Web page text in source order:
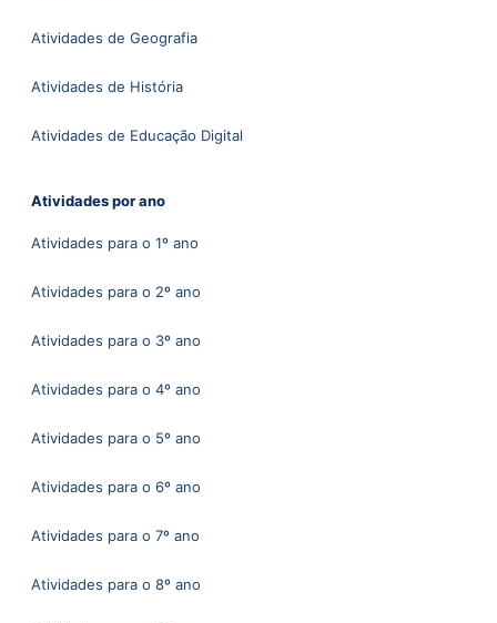
Atividades de Geografia
Atividades de História
Atividades de Educação Digital
Atividades por ano
Atividades para o 1º ano
Atividades para o 2º ano
Atividades para o 3º ano
Atividades para o 4º ano
Atividades para o 5º ano
Atividades para o 6º ano
Atividades para o 7º ano
Atividades para o 8º ano